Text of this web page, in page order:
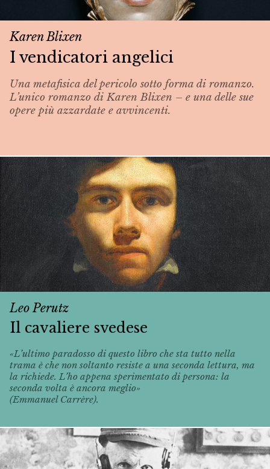
Karen Blixen
I vendicatori angelici
Una metafisica del pericolo sotto forma di romanzo.
L’unico romanzo di Karen Blixen – e una delle sue
opere più azzardate e avvincenti.
Leo Perutz
Il cavaliere svedese
«L’ultimo paradosso di questo libro che sta tutto nella
trama è che non soltanto resiste a una seconda lettura, ma
la richiede. L’ho appena sperimentato di persona: la
seconda volta è ancora meglio»
(Emmanuel Carrère).